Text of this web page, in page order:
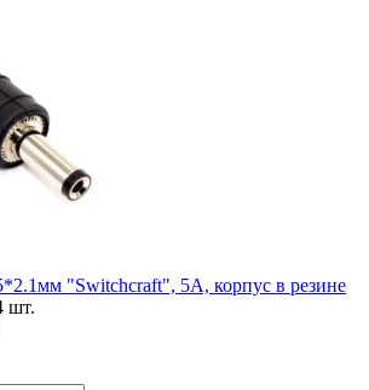
"Switchcraft", 5А, корпус в резине
шт.